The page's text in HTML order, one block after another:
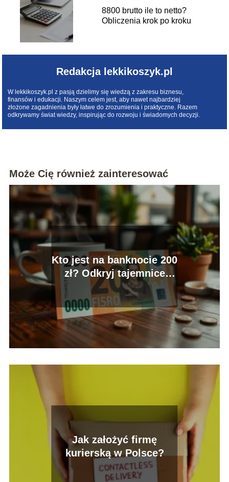
8800 brutto ile to netto?
Obliczenia krok po kroku
Redakcja lekkikoszyk.pl
W lekkikoszyk.pl z pasją dzielimy się wiedzą z zakresu biznesu,
finansów i edukacji. Naszym celem jest, aby nawet najbardziej
złożone zagadnienia były łatwe do zrozumienia i praktyczne. Razem
odkrywamy świat wiedzy, inspirując do rozwoju i świadomych decyzji.
Może Cię również zainteresować
Kto jest na banknocie 200
zł? Odkryj tajemnice
nowego nominału
Jak założyć firmę
kurierską w Polsce?